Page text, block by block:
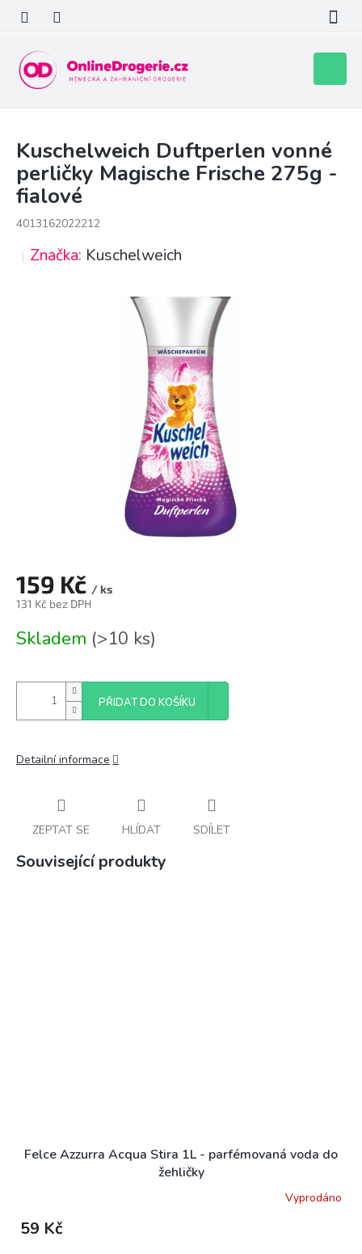
obsah
košík
Kuschelweich Duftperlen vonné
perličky Magische Frische 275g -
fialové
4013162022212
Značka: Kuschelweich
159 Kč / ks
131 Kč bez DPH
cena:
Skladem (>10 ks)
PŘIDAT DO KOŠÍKU
Detailní informace
ZEPTAT SE HLÍDAT SDÍLET
Související produkty
Felce Azzurra Acqua Stira 1L - parfémovaná voda do
žehličky
Vyprodáno
59 Kč